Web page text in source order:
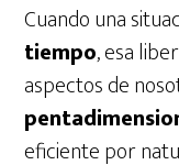
Cuando una
tiempo, esa
aspectos de
eficiente por